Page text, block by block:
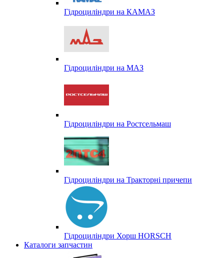
Гідроциліндри на КАМАЗ
Гідроциліндри на МАЗ
Гідроциліндри на Ростсельмаш
Гідроциліндри на Тракторні причепи
Гідроциліндри Хорш HORSCH
Каталоги запчастин